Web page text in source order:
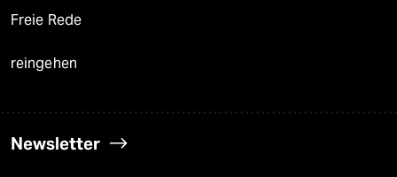
Freie Rede
reingehen
Newsletter